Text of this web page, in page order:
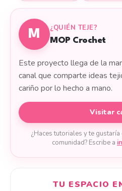
M
¿QUIÉN TEJE?
MOP Crochet
Este proyecto llega de la
canal que comparte ideas
cariño por lo hecho a mano.
Visitar
¿Haces tutoriales y te
comunidad? Escribe a
TU ESPACIO